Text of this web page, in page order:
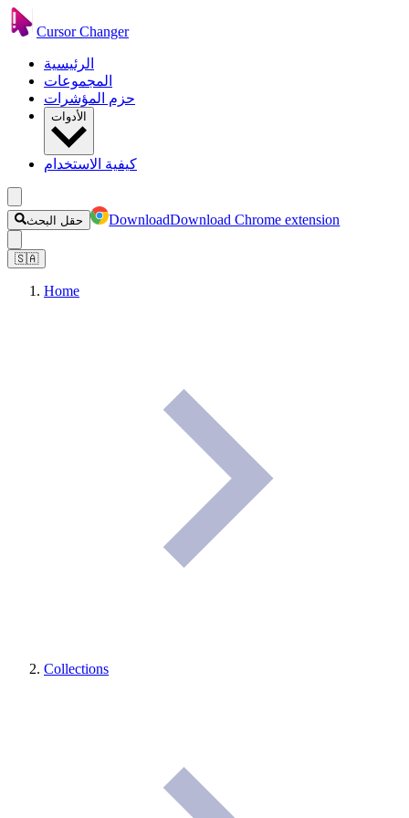
Cursor Changer
الرئيسية
المجموعات
حزم المؤشرات
الأدوات
كيفية الاستخدام
حقل البحث DownloadDownload Chrome extension
🇸🇦
Home
Collections